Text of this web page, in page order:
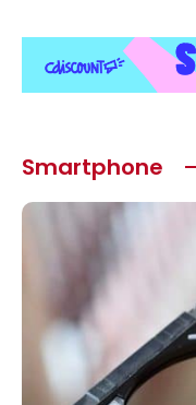
Smartphone